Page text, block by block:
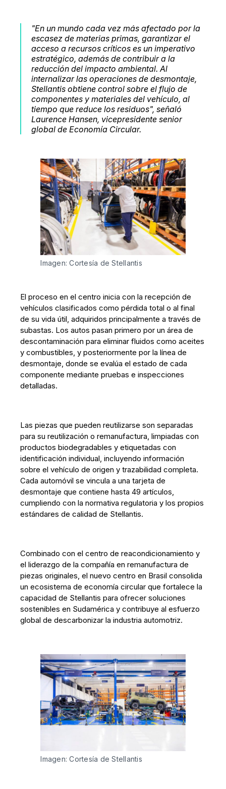
"En un mundo cada vez más afectado por la
escasez de materias primas, garantizar el
acceso a recursos críticos es un imperativo
estratégico, además de contribuir a la
reducción del impacto ambiental. Al
internalizar las operaciones de desmontaje,
Stellantis obtiene control sobre el flujo de
componentes y materiales del vehículo, al
tiempo que reduce los residuos", señaló
Laurence Hansen, vicepresidente senior
global de Economía Circular.
Imagen: Cortesía de Stellantis
El proceso en el centro inicia con la recepción de
vehículos clasificados como pérdida total o al final
de su vida útil, adquiridos principalmente a través de
subastas. Los autos pasan primero por un área de
descontaminación para eliminar fluidos como aceites
y combustibles, y posteriormente por la línea de
desmontaje, donde se evalúa el estado de cada
componente mediante pruebas e inspecciones
detalladas.
Las piezas que pueden reutilizarse son separadas
para su reutilización o remanufactura, limpiadas con
productos biodegradables y etiquetadas con
identificación individual, incluyendo información
sobre el vehículo de origen y trazabilidad completa.
Cada automóvil se vincula a una tarjeta de
desmontaje que contiene hasta 49 artículos,
cumpliendo con la normativa regulatoria y los propios
estándares de calidad de Stellantis.
Combinado con el centro de reacondicionamiento y
el liderazgo de la compañía en remanufactura de
piezas originales, el nuevo centro en Brasil consolida
un ecosistema de economía circular que fortalece la
capacidad de Stellantis para ofrecer soluciones
sostenibles en Sudamérica y contribuye al esfuerzo
global de descarbonizar la industria automotriz.
Imagen: Cortesía de Stellantis